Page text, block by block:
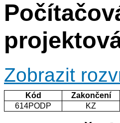
Zobrazit
Kód Zakončení
614PODP
KZ